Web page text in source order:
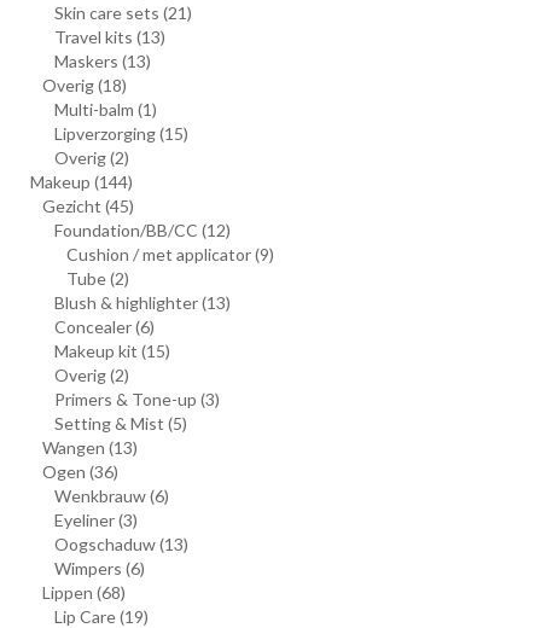
Skin care sets (21)
Travel kits (13)
Maskers (13)
Overig(18)
Multi-balm (1)
Lipverzorging(15)
Overig(2)
Makeup (144)
Gezicht (45)
Foundation/BB/CC (12)
Cushion / met applicator(9)
Tube(2)
Blush & highlighter(13)
Concealer(6)
Makeup kit (15)
Overig(2)
Primers & Tone-up (3)
Setting & Mist (5)
Wangen (13)
Ogen (36)
Wenkbrauw(6)
Eyeliner(3)
Oogschaduw(13)
Wimpers (6)
Lippen (68)
Lip Care(19)